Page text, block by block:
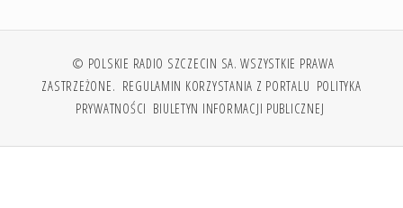
© POLSKIE RADIO SZCZECIN SA. WSZYSTKIE PRAWA
ZASTRZEŻONE. REGULAMIN KORZYSTANIA Z PORTALU POLITYKA
PRYWATNOŚCI BIULETYN INFORMACJI PUBLICZNEJ